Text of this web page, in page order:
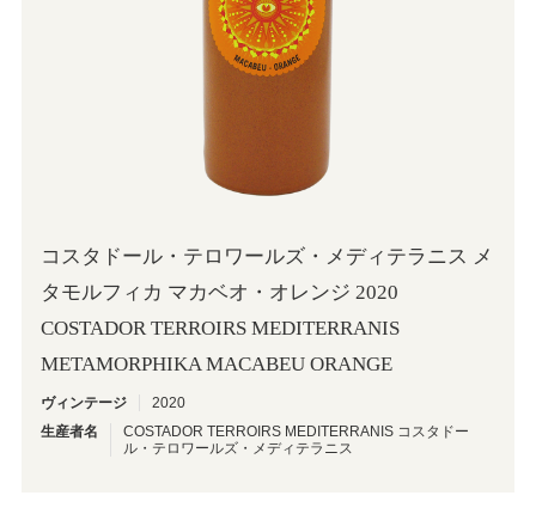
コスタドール・テロワールズ・メディテラニス メ
タモルフィカ マカベオ・オレンジ 2020
COSTADOR TERROIRS MEDITERRANIS
METAMORPHIKA MACABEU ORANGE
ヴィンテージ
2020
生産者名
COSTADOR TERROIRS MEDITERRANIS コスタドー
ル・テロワールズ・メディテラニス